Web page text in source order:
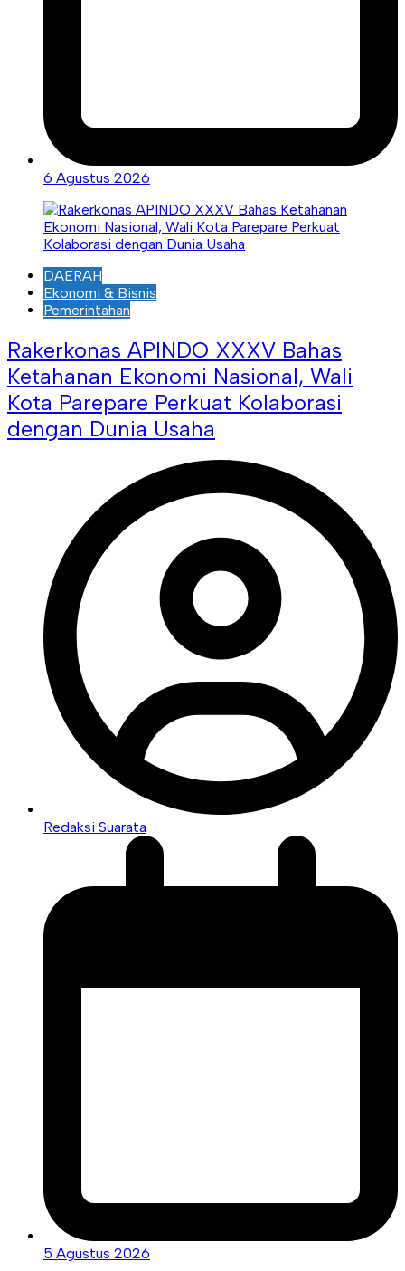
6 Agustus 2026
DAERAH
Ekonomi & Bisnis
Pemerintahan
Rakerkonas APINDO XXXV Bahas
Ketahanan Ekonomi Nasional, Wali
Kota Parepare Perkuat Kolaborasi
dengan Dunia Usaha
Redaksi Suarata
5 Agustus 2026